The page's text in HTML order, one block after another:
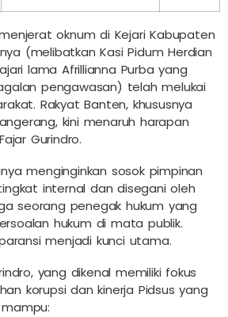
oknum di Kejari Kabupaten
(melibatkan Kasi Pidum Herdian
lama Afrillianna Purba yang
pengawasan) telah melukai
Rakyat Banten, khususnya
kini menaruh harapan
Gurindro.
menginginkan sosok pimpinan
internal dan disegani oleh
seorang penegak hukum yang
hukum di mata publik.
menjadi kunci utama.
yang dikenal memiliki fokus
korupsi dan kinerja Pidsus yang